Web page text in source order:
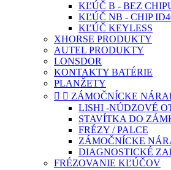
KĽÚČ B - BEZ
KĽÚČ NB - CHIP
KĽÚČ KEYLESS
XHORSE PRODUKTY
AUTEL PRODUKTY
LONSDOR
KONTAKTY BATÉRIE
PLANŽETY
  ZÁMOČNÍCKE
LISHI -NÚDZOVÉ
STAVÍTKA DO
FRÉZY / PALCE
ZÁMOČNÍCKE
DIAGNOSTICKÉ
FRÉZOVANIE KĽÚČOV